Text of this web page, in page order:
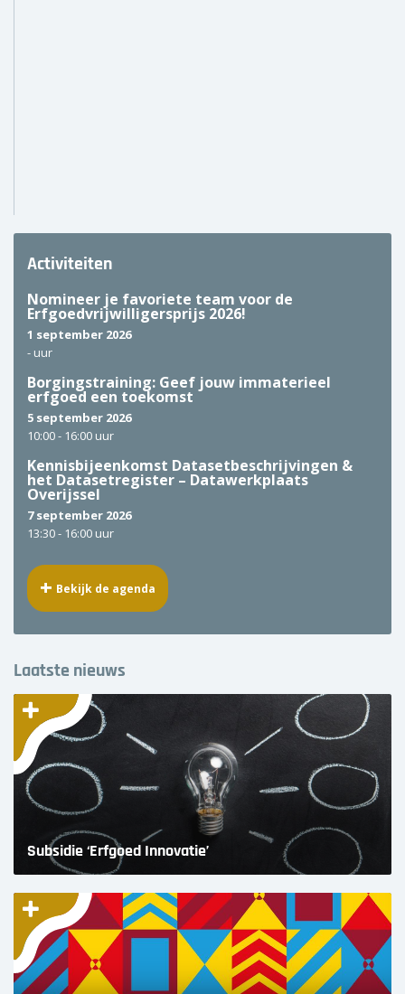
Activiteiten
Nomineer je favoriete team voor de
Erfgoedvrijwilligersprijs 2026!
1 september 2026
- uur
Borgingstraining: Geef jouw immaterieel
erfgoed een toekomst
5 september 2026
10:00 - 16:00 uur
Kennisbijeenkomst Datasetbeschrijvingen &
het Datasetregister – Datawerkplaats
Overijssel
7 september 2026
13:30 - 16:00 uur
Bekijk de agenda
Laatste nieuws
Subsidie ‘Erfgoed Innovatie’